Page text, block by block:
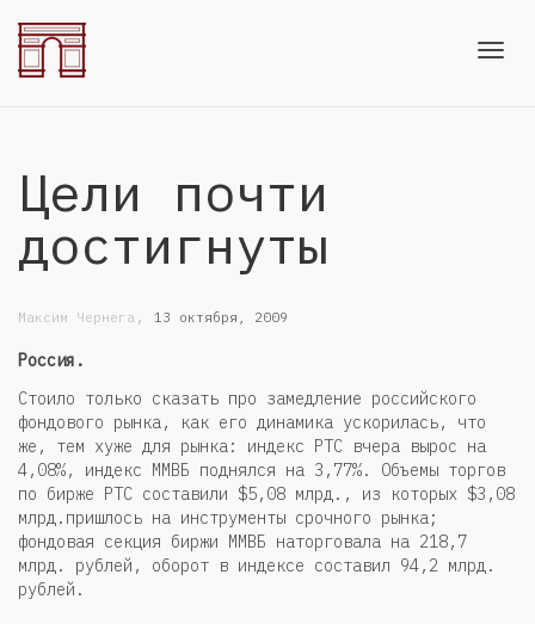
Цели почти
достигнуты
Максим Чернега , 13 октября, 2009
Россия.
Стоило только сказать про замедление российского
фондового рынка, как его динамика ускорилась, что
же, тем хуже для рынка: индекс РТС вчера вырос на
4,08%, индекс ММВБ поднялся на 3,77%. Объемы торгов
по бирже РТС составили $5,08 млрд., из которых $3,08
млрд.пришлось на инструменты срочного рынка;
фондовая секция биржи ММВБ наторговала на 218,7
млрд. рублей, оборот в индексе составил 94,2 млрд.
рублей.